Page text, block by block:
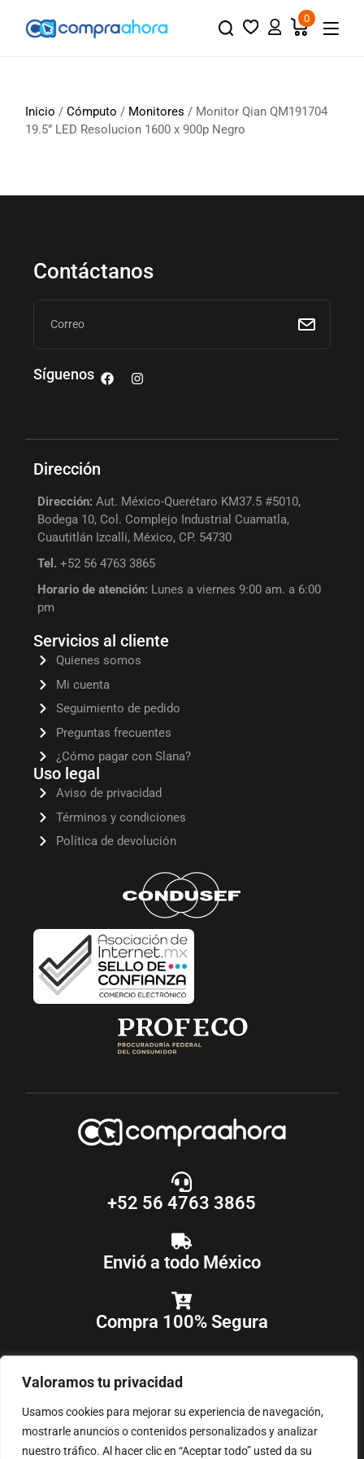
Valoramos tu privacidad
Usamos cookies para mejorar su experiencia de navegación,
mostrarle anuncios o contenidos personalizados y analizar
nuestro tráfico. Al hacer clic en “Aceptar todo” usted da su
0
Inicio /Cómputo / Monitores / Monitor Qian QM191704
19.5” LED Resolucion 1600 x 900p Negro
Contáctanos
Síguenos
Dirección
Dirección: Aut. México-Querétaro KM37.5 #5010,
Bodega 10, Col. Complejo Industrial Cuamatla,
Cuautitlán Izcalli, México, CP. 54730
Tel. +52 56 4763 3865
Horario de atención: Lunes a viernes 9:00 am. a 6:00
pm
Servicios al cliente
Quienes somos
Mi cuenta
Seguimiento de pedido
Preguntas frecuentes
¿Cómo pagar con Slana?
Uso legal
Aviso de privacidad
Términos y condiciones
Política de devolución
+52 56 4763 3865
Envió a todo México
Compra 100% Segura
COPYRIGHT © 2018-2025COMPRAAHORA, TODOS LOS DERECHOS